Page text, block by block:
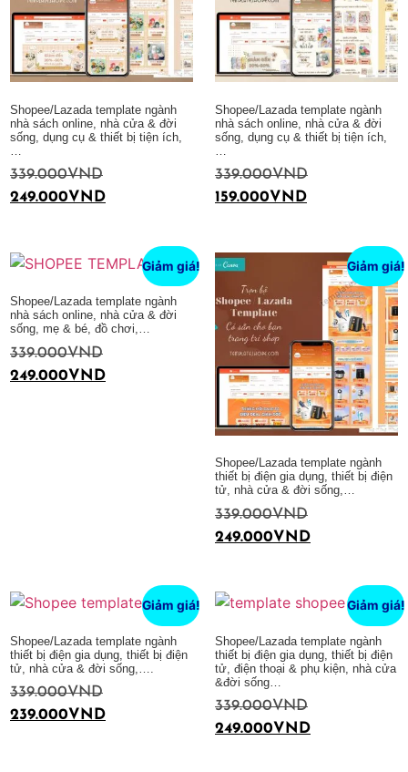
Shopee/Lazada template ngành
nhà sách online, nhà cửa & đời
sống, dụng cụ & thiết bị tiện ích,
339.000VND
249.000VND
Shopee/Lazada template ngành
nhà sách online, nhà cửa & đời
sống, dụng cụ & thiết bị tiện ích,
339.000VND
159.000VND
Giảm giá!
Shopee/Lazada template ngành
nhà sách online, nhà cửa & đời
sống, mẹ & bé, đồ chơi,…
339.000VND
249.000VND
Giảm giá!
Shopee/Lazada template ngành
thiết bị điện gia dụng, thiết bị điện
tử, nhà cửa & đời sống,…
339.000VND
249.000VND
Giảm giá!
Shopee/Lazada template ngành
thiết bị điện gia dụng, thiết bị điện
tử, nhà cửa & đời sống,….
339.000VND
239.000VND
Giảm giá!
Shopee/Lazada template ngành
thiết bị điện gia dụng, thiết bị điện
tử, điện thoại & phụ kiện, nhà cửa
&đời sống…
339.000VND
249.000VND